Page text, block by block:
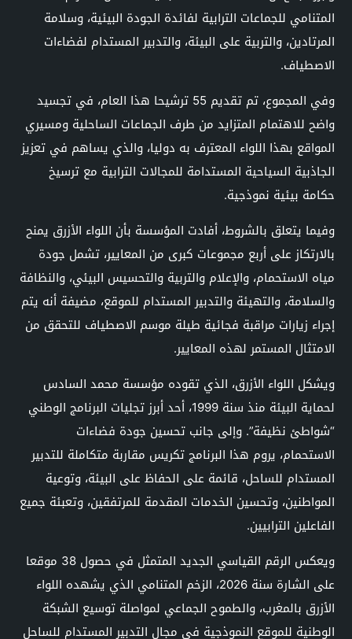
المتنامي للجماعات الترابية لفائدة الجودة البيئية، وسلامة
المرتادين، والتربية على البيئة، والتدبير المستدام لفضاءات
الاصطياف.
وفي المجموع، تم تقديم 55 ترشيحا هذا العام، في تجسيد
واضح للاهتمام المتزايد من طرف الجماعات الساحلية ومسيري
المواقع بهذا اللواء المعترف به دوليا، والذي يساهم في تعزيز
الجاذبية السياحية المستدامة للمجالات الترابية مع ترسيخ
حكامة بيئية نموذجية.
وفيما يتعلق بالشروط، أفادت المؤسسة بأن اللواء الأزرق يمنح
بالارتكاز على أربع مجموعات كبرى من المعايير، تشمل جودة
مياه الاستحمام، والإعلام والتربية والتحسيس البيئي، والنظافة
والسلامة، والتهيئة والتدبير المستدام للموقع، مضيفة أنه يتم
إجراء زيارات مراقبة فجائية طيلة موسم الاصطياف للتحقق من
الامتثال المستمر لهذه المعايير.
ويشكل اللواء الأزرق، الذي تقوده مؤسسة محمد السادس
لحماية البيئة منذ سنة 1999، أحد أبرز تجليات البرنامج الوطني
“شواطئ نظيفة”. وإلى جانب تحسين جودة فضاءات
الاستحمام، يروم هذا البرنامج تكريس مقاربة متكاملة للتدبير
المستدام للساحل، قائمة على الحفاظ على البيئة، وتوعية
المواطنين، وتحسين الخدمات المقدمة للمرتفقين، وتعبئة جميع
الفاعلين الترابيين.
ويعكس الرقم القياسي الجديد المتمثل في حصول 38 موقعا
على الشارة سنة 2026، الزخم المتنامي الذي يشهده اللواء
الأزرق بالمغرب، والطموح الجماعي لمواصلة توسيع الشبكة
الوطنية للموقع النموذجية في مجال التدبير المستدام للساحل